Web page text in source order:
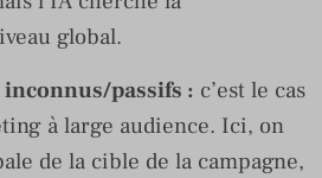
global.
inconnus/passifs : c’est le cas
à large audience. Ici, on
de la cible de la campagne,